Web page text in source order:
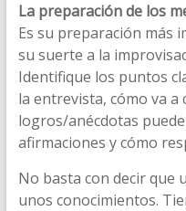
La preparación de los
Es su preparación más
su suerte a la
Identifique los puntos
la entrevista, cómo va a
logros/anécdotas
afirmaciones y cómo
No basta con decir que
unos conocimientos.